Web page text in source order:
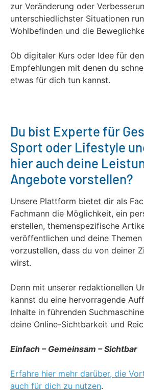
zur Veränderung oder
unterschiedlichster Situationen
Wohlbefinden und die
Ob digitaler Kurs oder Idee für
Empfehlungen mit denen du
etwas für dich tun kannst.
Du bist Experte für
Sport oder Lifestyle
hier auch deine
Angebote vorstellen?
Unsere Plattform bietet dir als
Fachmann die Möglichkeit, ein
erstellen, themenspezifische
veröffentlichen und deine
vorzustellen, dass du von deiner
wirst.
Denn mit unserer redaktionellen
kannst du eine hervorragende
Inhalte in führenden
deine Online-Sichtbarkeit und
Einfach – Gemeinsam – Sichtbar
Erfahre hier mehr darüber, die
auch für dich zu nutzen.